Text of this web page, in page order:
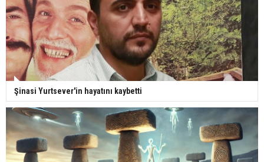
Şinasi Yurtsever'in hayatını kaybetti